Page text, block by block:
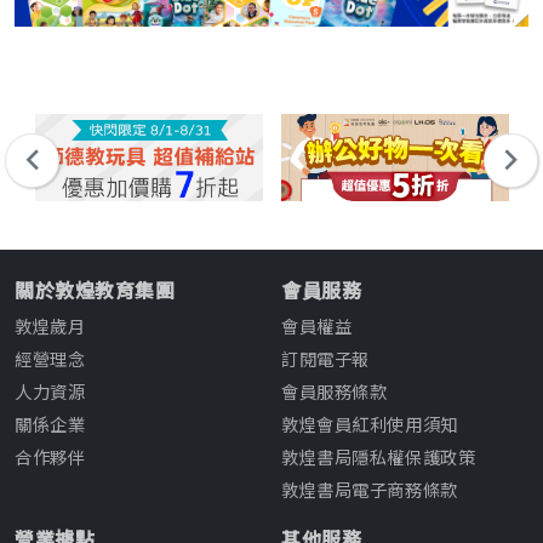
關於敦煌教育集團
敦煌歲月
經營理念
人力資源
關係企業
合作夥伴
會員服務
會員權益
訂閱電子報
會員服務條款
敦煌會員紅利使用須知
敦煌書局隱私權保護政策
敦煌書局電子商務條款